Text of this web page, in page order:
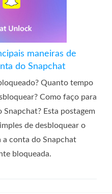
maneiras de
do Snapchat
Quanto tempo
Como faço para
Esta postagem
de desbloquear o
a conta do Snapchat
bloqueada.